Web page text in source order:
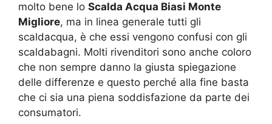
molto bene lo Scalda Acqua Biasi Monte
Migliore, ma in linea generale tutti gli
scaldacqua, è che essi vengono confusi con gli
scaldabagni. Molti rivenditori sono anche coloro
che non sempre danno la giusta spiegazione
delle differenze e questo perché alla fine basta
che ci sia una piena soddisfazione da parte dei
consumatori.